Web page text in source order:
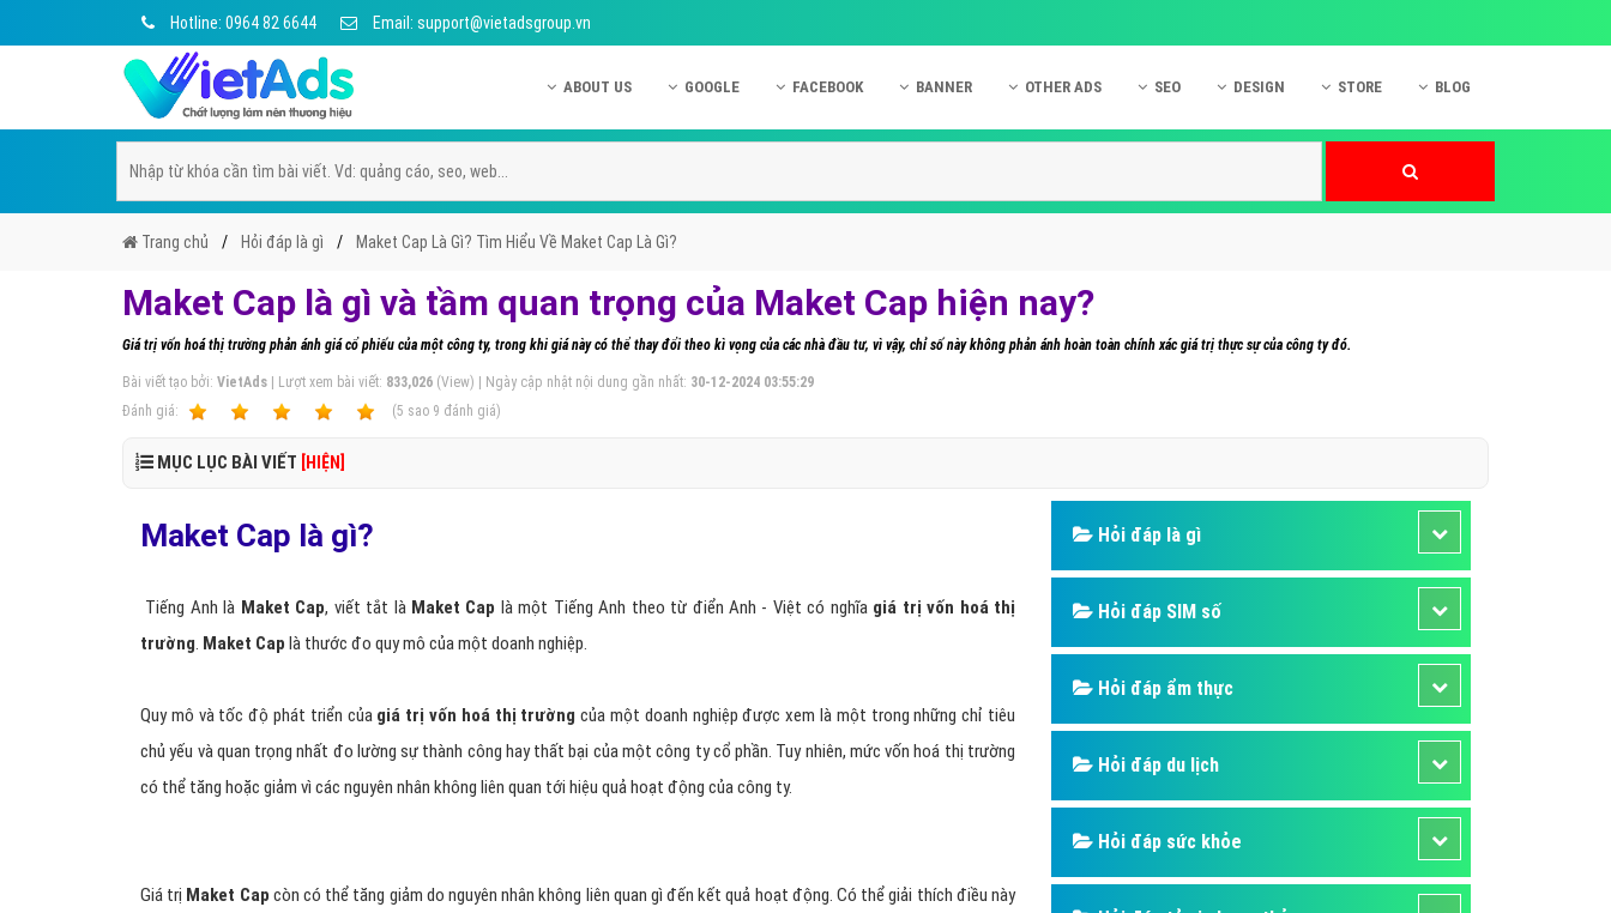
Hotline: 0964 82 6644 Email: support@vietadsgroup.vn
ABOUT US
Chính sách bảo mật Việt Ads
Liên hệ Việt Ads
GOOGLE FACEBOOK
Hỏi đáp Facebook
BANNER OTHER ADS
Quảng cáo Online
Dịch vụ Domain & Hosting
Hỏi đáp phần mềm
Hỏi đáp quảng cáo TVC
Hỏi đáp quảng cáo Skype
Hỏi đáp Domain & Hosting
Hỏi đáp viết bài Marketing
Quảng cáo Youtube
SEO DESIGN STORE BLOG
Trang chủ Hỏi đáp là gì Maket Cap Là Gì? Tìm Hiểu Về Maket Cap Là Gì?
Maket Cap là gì và tầm quan trọng của Maket Cap hiện nay?
Giá trị vốn hoá thị trường phản ánh giá cổ phiếu của một công ty, trong khi giá này có thể thay đổi theo kì vọng của các nhà đầu tư, vì vậy, chỉ số này không phản ánh hoàn toàn chính xác giá trị thực sự của công ty đó.
Bài viết tạo bởi: VietAds | Lượt xem bài viết: 833,026 (View) | Ngày cập nhật nội dung gần nhất: 30-12-2024 03:55:29
Ðánh giá:
(5 sao 9 đánh giá)
MỤC LỤC BÀI VIẾT [HIỆN]
Maket Cap là gì?
Tiếng Anh là Maket Cap, viết tắt là Maket Cap là một Tiếng Anh theo từ điển Anh - Việt có nghĩa giá trị vốn hoá thị
trường. Maket Cap là thước đo quy mô của một doanh nghiệp.
Quy mô và tốc độ phát triển của giá trị vốn hoá thị trường của một doanh nghiệp được xem là một trong những chỉ tiêu
chủ yếu và quan trọng nhất đo lường sự thành công hay thất bại của một công ty cổ phần. Tuy nhiên, mức vốn hoá thị trường
có thể tăng hoặc giảm vì các nguyên nhân không liên quan tới hiệu quả hoạt động của công ty.
Giá trị Maket Cap còn có thể tăng giảm do nguyên nhân không liên quan gì đến kết quả hoạt động. Có thể giải thích điều này
Hỏi đáp là gì
Hỏi đáp SIM số
Hỏi đáp ẩm thực
Hỏi đáp du lịch
Hỏi đáp sức khỏe